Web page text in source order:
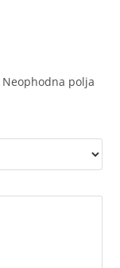
Neophodna polja